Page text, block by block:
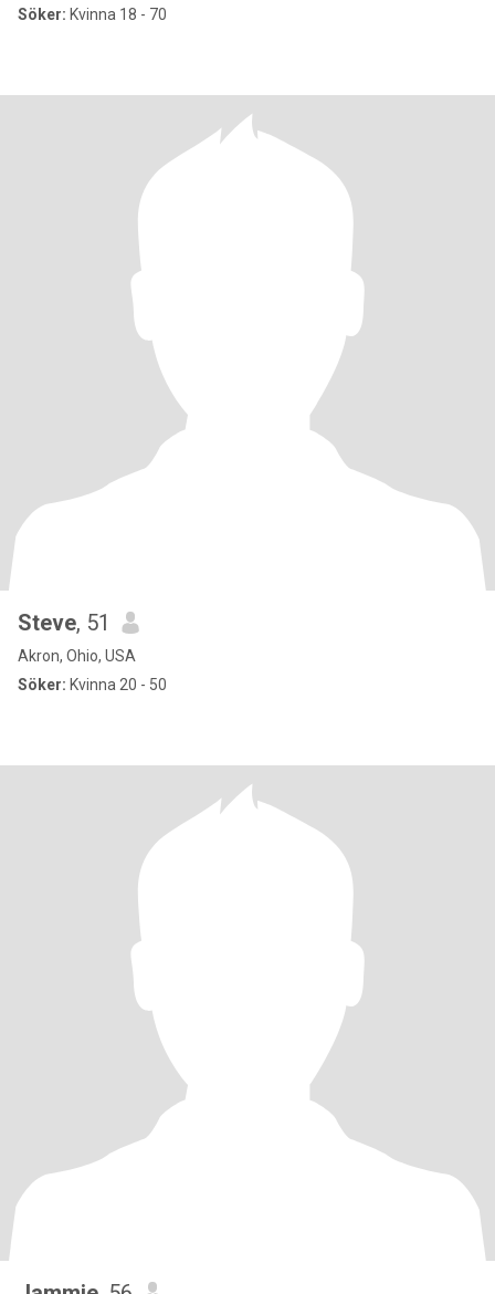
Söker: Kvinna 18 - 70
Steve, 51
Akron, Ohio, USA
Söker: Kvinna 20 - 50